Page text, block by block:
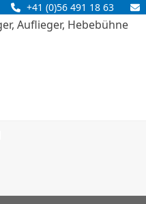
+41 (0)56 491 18 63